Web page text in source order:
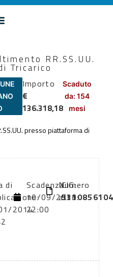
RR.SS.UU.
Tricarico
Importo
€
136.318,18
Scaduto
da: 154
mesi
presso piattaforma di
di
2014
Scadenza:
10/09/2013
22:00
Numero
atto:
CIG: